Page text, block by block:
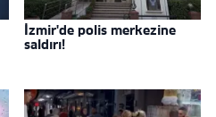
İzmir'de polis merkezine
saldırı!